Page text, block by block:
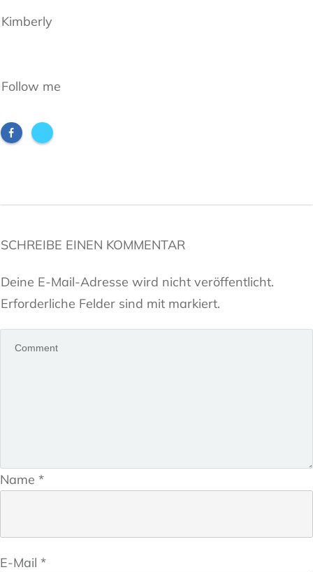
Kimberly
Follow me
SCHREIBE EINEN KOMMENTAR
Deine E-Mail-Adresse wird nicht veröffentlicht.
Erforderliche Felder sind mit markiert.
Name *
E-Mail *